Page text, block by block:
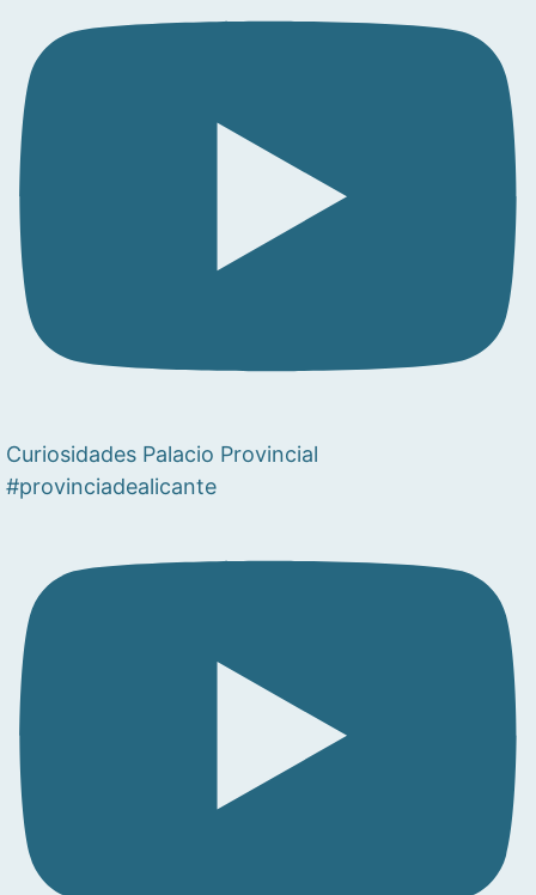
Curiosidades Palacio Provincial
#provinciadealicante